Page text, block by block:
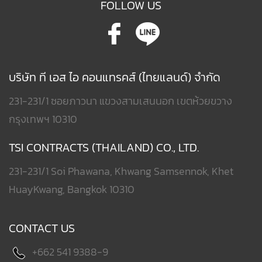
FOLLOW US
บริษัท ที เอส ไอ คอนแทรคส์ (ไทยแลนด์) จำกัด
231-231/1 ซอยภาวนา แขวงสามเสนนอก เขตห้วยขวาง
กรุงเทพฯ 10310
TSI CONTRACTS (THAILAND) CO., LTD.
231-231/1 Soi Phawana, Khwang Samsennok, Khet
HuayKwang, Bangkok 10310
CONTACT US
+662 541 9388-9